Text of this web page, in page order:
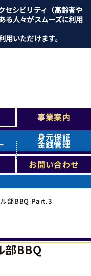
セシビリティ（高齢者や
る人々がスムーズに利用
用いただけます。
事業案内
身元保証
金銭管理
お問い合わせ
部BBQ Part.3
部BBQ